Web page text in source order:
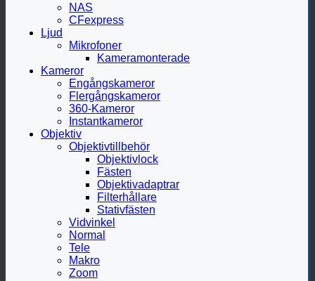
NAS
CFexpress
Ljud
Mikrofoner
Kameramonterade
Kameror
Engångskameror
Flergångskameror
360-Kameror
Instantkameror
Objektiv
Objektivtillbehör
Objektivlock
Fästen
Objektivadaptrar
Filterhållare
Stativfästen
Vidvinkel
Normal
Tele
Makro
Zoom